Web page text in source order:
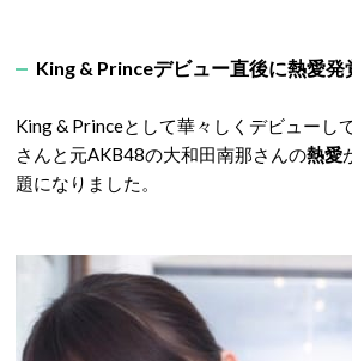
King & Princeデビュー直後に熱愛発
King & Princeとして華々しくデビューし
さんと元AKB48の大和田南那さんの熱愛
題になりました。